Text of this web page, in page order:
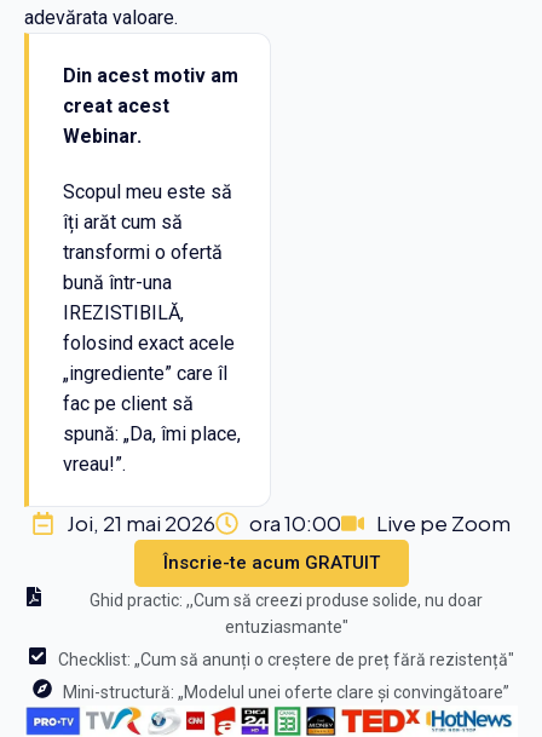
adevărata valoare.
Din acest motiv am
creat acest
Webinar.
Scopul meu este să
îți arăt cum să
transformi o ofertă
bună într-una
IREZISTIBILĂ,
folosind exact acele
„ingrediente” care îl
fac pe client să
spună: „Da, îmi place,
vreau!”.
Joi, 21 mai 2026 ora 10:00 Live pe Zoom
Înscrie-te acum GRATUIT
Ghid practic: ,,Cum să creezi produse solide, nu doar
entuziasmante"
Checklist: „Cum să anunți o creștere de preț fără rezistență"
Mini-structură: „Modelul unei oferte clare și convingătoare”